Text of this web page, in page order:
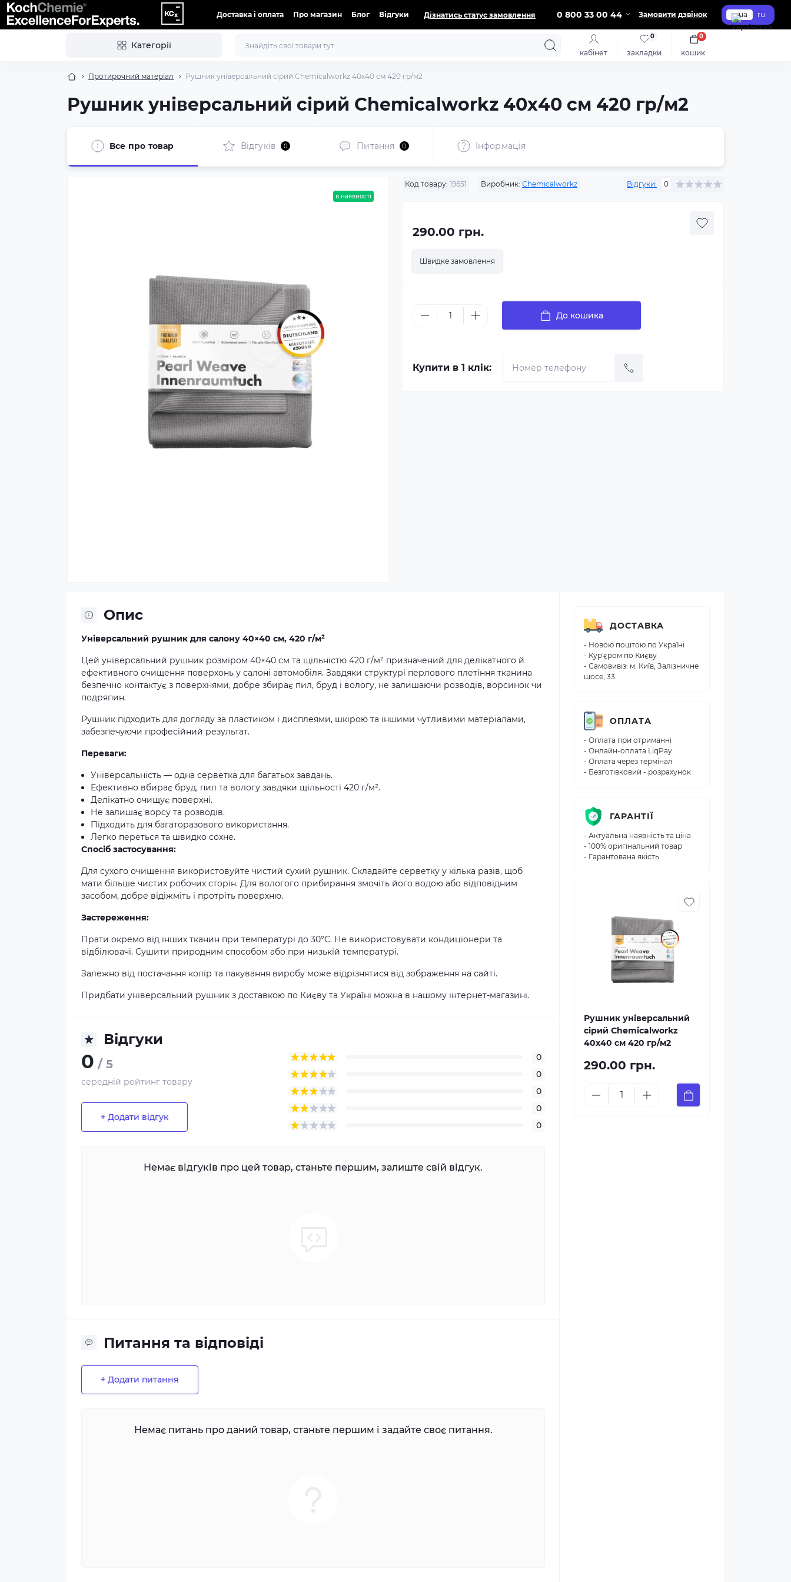
Доставка і оплата Про магазин Блог Відгуки Дізнатись статус замовлення 0 800 33 00 44 Замовити дзвінок ua ru
Категорії
кабінет закладки
0
кошик
0
Протирочний матеріал Рушник універсальний сірий Chemicalworkz 40х40 см 420 гр/м2
Рушник універсальний сірий Chemicalworkz 40х40 см 420 гр/м2
Все про товар Відгуків 0 Питання 0 Iнформація
в наявності
Код товару: 19651 Виробник: Chemicalworkz Відгуки: 0
290.00 грн.
Швидке замовлення
До кошика
Купити в 1 клік:
Опис
Універсальний рушник для салону 40×40 см, 420 г/м²
Цей універсальний рушник розміром 40×40 см та щільністю 420 г/м² призначений для делікатного й
ефективного очищення поверхонь у салоні автомобіля. Завдяки структурі перлового плетіння тканина
безпечно контактує з поверхнями, добре збирає пил, бруд і вологу, не залишаючи розводів, ворсинок чи
подряпин.
Рушник підходить для догляду за пластиком і дисплеями, шкірою та іншими чутливими матеріалами,
забезпечуючи професійний результат.
Переваги:
Універсальність — одна серветка для багатьох завдань.
Ефективно вбирає бруд, пил та вологу завдяки щільності 420 г/м².
Делікатно очищує поверхні.
Не залишає ворсу та розводів.
Підходить для багаторазового використання.
Легко переться та швидко сохне.
Спосіб застосування:
Для сухого очищення використовуйте чистий сухий рушник. Складайте серветку у кілька разів, щоб
мати більше чистих робочих сторін. Для вологого прибирання змочіть його водою або відповідним
засобом, добре відіжміть і протріть поверхню.
Застереження:
Прати окремо від інших тканин при температурі до 30°C. Не використовувати кондиціонери та
відбілювачі. Сушити природним способом або при низькій температурі.
Залежно від постачання колір та пакування виробу може відрізнятися від зображення на сайті.
Придбати універсальний рушник з доставкою по Києву та Україні можна в нашому інтернет-магазині.
Відгуки
0 / 5
середній рейтинг товару
+ Додати відгук
0
0
0
0
0
Немає відгуків про цей товар, станьте першим, залиште свій відгук.
Питання та відповіді
+ Додати питання
Немає питань про даний товар, станьте першим і задайте своє питання.
ДОСТАВКА
- Новою поштою по Україні
- Кур'єром по Києву
- Самовивіз: м. Київ, Залізничне
шосе, 33
ОПЛАТА
- Оплата при отриманні
- Онлайн-оплата LiqPay
- Оплата через термінал
- Безготівковий - розрахунок
ГАРАНТІЇ
- Актуальна наявність та ціна
- 100% оригінальний товар
- Гарантована якість
Рушник універсальний
сірий Chemicalworkz
40х40 см 420 гр/м2
290.00 грн.